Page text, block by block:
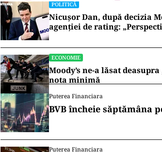
POLITICĂ
Nicușor Dan, după decizia
agenției de rating:
ECONOMIE
Moody’s ne-a lăsat
nota minimă
Puterea Financiara
BVB încheie săptămâna
Puterea Financiara